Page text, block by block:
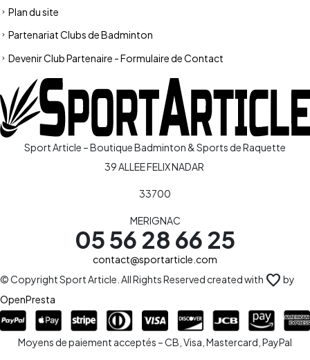
Plan du site
Partenariat Clubs de Badminton
Devenir Club Partenaire - Formulaire de Contact
Sport Article – Boutique Badminton & Sports de Raquette
39 ALLEE FELIX NADAR
33700
MERIGNAC
05 56 28 66 25
contact@sportarticle.com
© Copyright Sport Article. All Rights Reserved created with favorite by
OpenPresta
Moyens de paiement acceptés – CB, Visa, Mastercard, PayPal